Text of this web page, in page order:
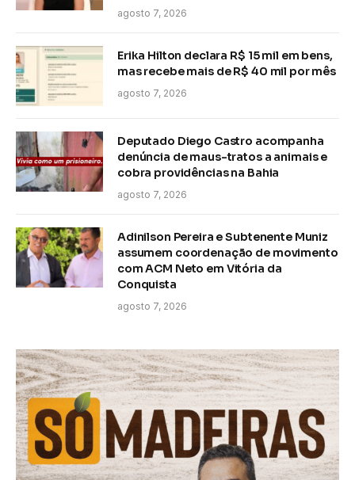
agosto 7, 2026
Erika Hilton declara R$ 15 mil em bens,
mas recebe mais de R$ 40 mil por mês
agosto 7, 2026
Deputado Diego Castro acompanha
denúncia de maus-tratos a animais e
cobra providências na Bahia
agosto 7, 2026
Adinilson Pereira e Subtenente Muniz
assumem coordenação de movimento
com ACM Neto em Vitória da
Conquista
agosto 7, 2026